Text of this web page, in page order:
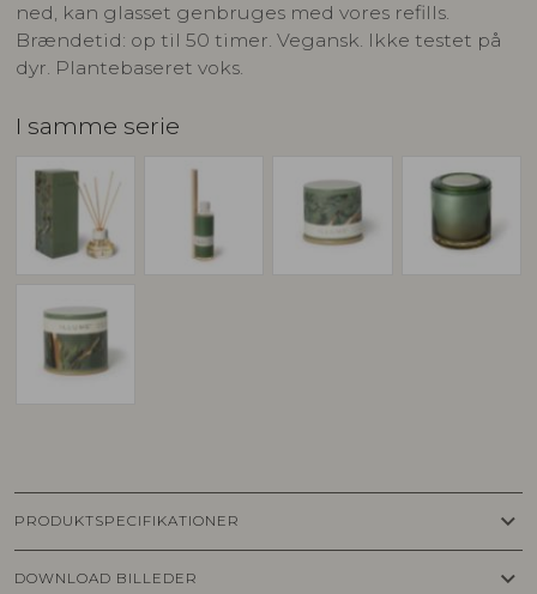
ned, kan glasset genbruges med vores refills.
Brændetid: op til 50 timer. Vegansk. Ikke testet på
dyr. Plantebaseret voks.
I samme serie
PRODUKTSPECIFIKATIONER keyboard_arrow_down
DOWNLOAD BILLEDER keyboard_arrow_down